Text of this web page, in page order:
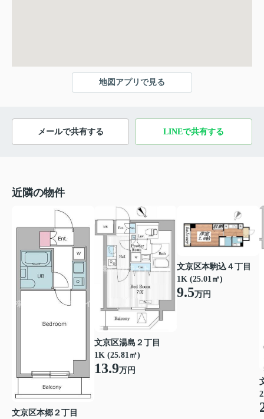
地図アプリで見る
メールで共有する LINEで共有する
近隣の物件
文京区本郷２丁目
文京区湯島２丁目
1K (25.81㎡)
13.9万円
文京区本駒込４丁目
1K (25.01㎡)
9.5万円